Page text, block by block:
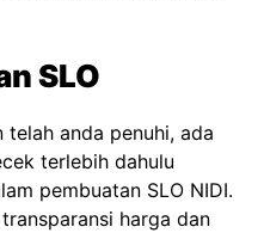
SLO
telah anda penuhi, ada
terlebih dahulu
pembuatan SLO NIDI.
harga dan